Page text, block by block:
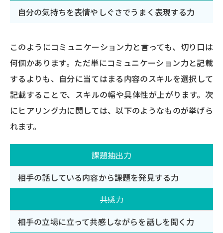
自分の気持ちを表情やしぐさでうまく表現する力
このようにコミュニケーション力と言っても、切り口は
何個かあります。ただ単にコミュニケーション力と記載
するよりも、自分に当てはまる内容のスキルを選択して
記載することで、スキルの幅や具体性が上がります。次
にヒアリング力に関しては、以下のようなものが挙げら
れます。
課題抽出力
相手の話している内容から課題を発見する力
共感力
相手の立場に立って共感しながらを話しを聞く力